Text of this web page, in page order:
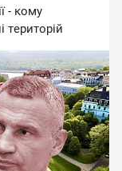
- кoму
тepитopiй